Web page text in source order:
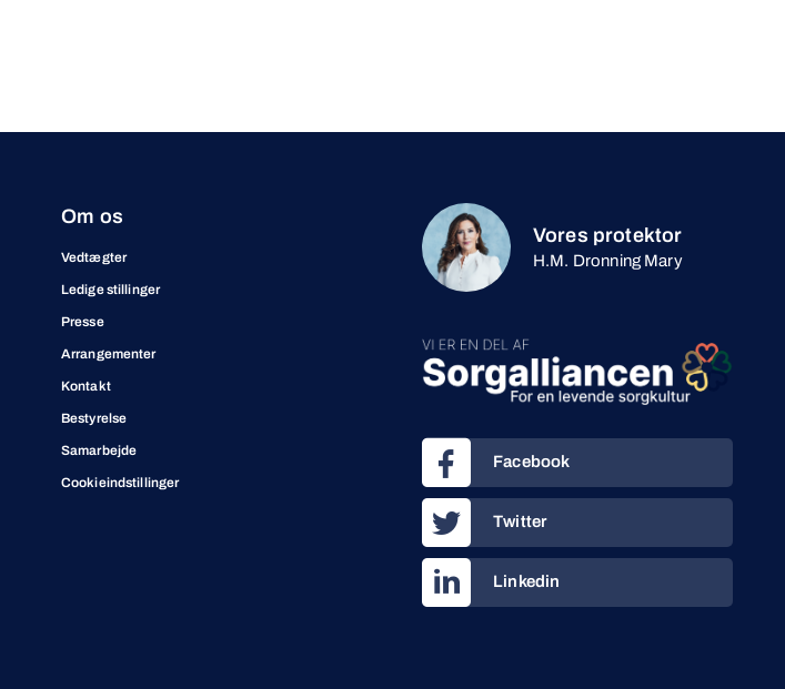
Om os
Vedtægter
Ledige stillinger
Presse
Arrangementer
Kontakt
Bestyrelse
Samarbejde
Cookieindstillinger
Vores protektor
H.M. Dronning Mary
Facebook
Twitter
Linkedin